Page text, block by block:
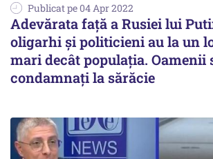
Publicat pe 04 Apr 2022
Adevărata față a Rusiei lui
oligarhi şi politicieni au la un
mari decât populația. Oamenii
condamnați la sărăcie